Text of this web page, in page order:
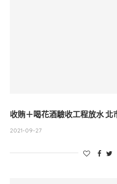
收賄＋喝花酒驗收工程放水 北
2021-09-27